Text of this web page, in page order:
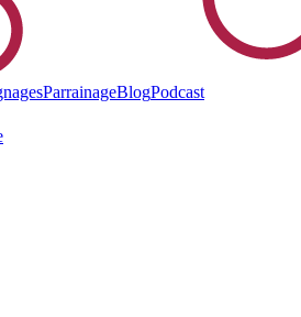
ParrainageBlogPodcast